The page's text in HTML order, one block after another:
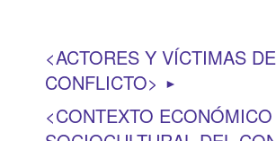
ACTORES Y VÍCTIMAS
CONFLICTO
►
CONTEXTO